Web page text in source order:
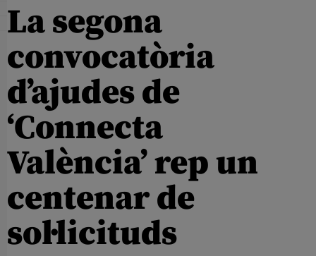
La segona
convocatòria
d’ajudes de
‘Connecta
València’ rep un
centenar de
sol·licituds